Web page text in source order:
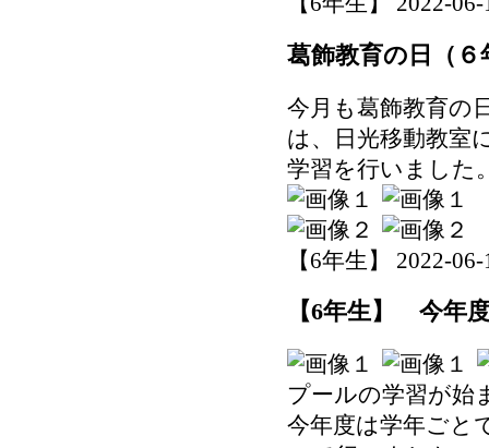
葛飾教育の日（６
今月も葛飾教育の
は、日光移動教室
学習を行いました
【6年生】 2022-
【6年生】 今年
プールの学習が始
今年度は学年ごと